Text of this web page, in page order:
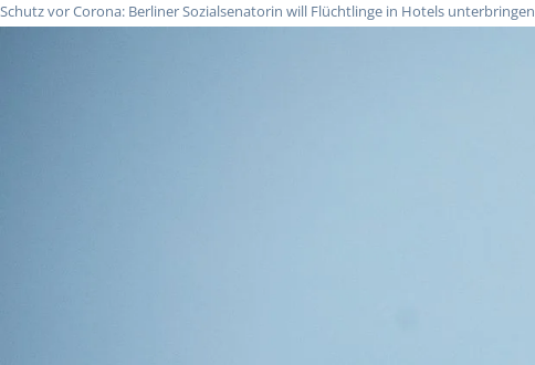
Schutz vor Corona: Berliner Sozialsenatorin will Flüchtlinge in Hotels unterbringen